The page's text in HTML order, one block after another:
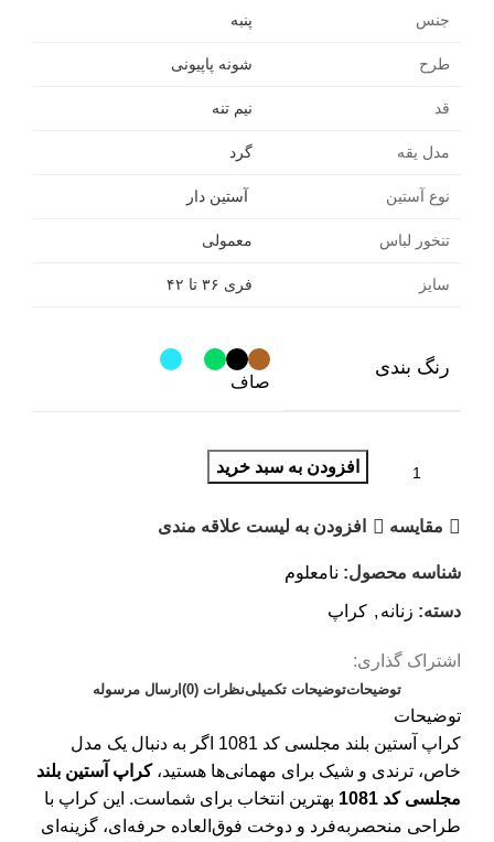
جنس پنبه
طرح شونه پاپیونی
قد نیم تنه
مدل یقه گرد
نوع آستین آستین دار
تنخور لباس معمولی
سایز فری ۳۶ تا ۴۲
رنگ بندی
صاف
افزودن به سبد خرید
مقایسه افزودن به لیست علاقه مندی
شناسه محصول: نامعلوم
دسته: زنانه , کراپ
اشتراک گذاری:
توضیحاتتوضیحات تکمیلینظرات (0) ارسال مرسوله
توضیحات
کراپ آستین‌ بلند مجلسی کد 1081 اگر به دنبال یک مدل
خاص، ترندی و شیک برای مهمانی‌ها هستید،کراپ آستین بلند
مجلسی کد 1081
بهترین انتخاب برای شماست. این کراپ با
طراحی منحصر‌به‌فرد و دوخت فوق‌العاده حرفه‌ای، گزینه‌ای